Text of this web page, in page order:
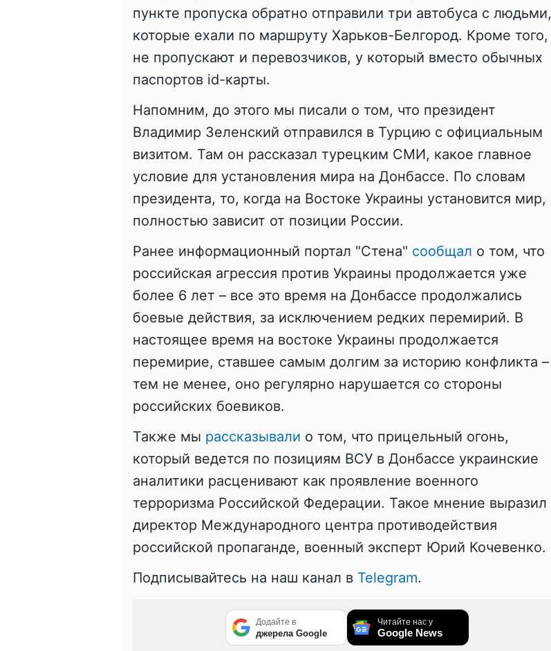
пункте пропуска обратно отправили три автобуса с людьми,
которые ехали по маршруту Харьков-Белгород. Кроме того,
не пропускают и перевозчиков, у который вместо обычных
паспортов id-карты.
Напомним, до этого мы писали о том, что президент
Владимир Зеленский отправился в Турцию с официальным
визитом. Там он рассказал турецким СМИ, какое главное
условие для установления мира на Донбассе. По словам
президента, то, когда на Востоке Украины установится мир,
полностью зависит от позиции России.
Ранее информационный портал "Стена" сообщал о том, что
российская агрессия против Украины продолжается уже
более 6 лет – все это время на Донбассе продолжались
боевые действия, за исключением редких перемирий. В
настоящее время на востоке Украины продолжается
перемирие, ставшее самым долгим за историю конфликта –
тем не менее, оно регулярно нарушается со стороны
российских боевиков.
Также мы рассказывали о том, что прицельный огонь,
который ведется по позициям ВСУ в Донбассе украинские
аналитики расценивают как проявление военного
терроризма Российской Федерации. Такое мнение выразил
директор Международного центра противодействия
российской пропаганде, военный эксперт Юрий Кочевенко.
Подписывайтесь на наш канал в Telegram.
Додайте в
джерела Google
Читайте нас у
Google News